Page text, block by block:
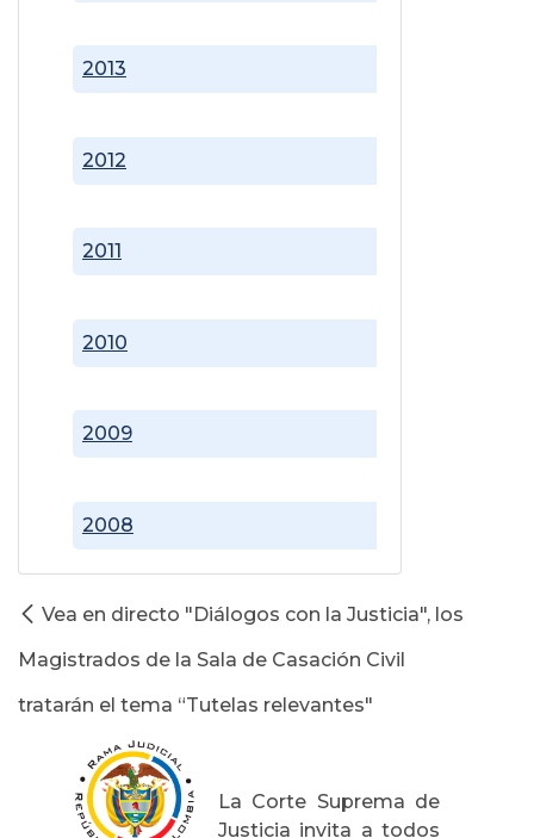
2008
2009
2010
2011
2012
2013
Vea en directo "Diálogos con la Justicia", los
Magistrados de la Sala de Casación Civil
tratarán el tema “Tutelas relevantes"
La Corte Suprema de
Justicia invita a todos